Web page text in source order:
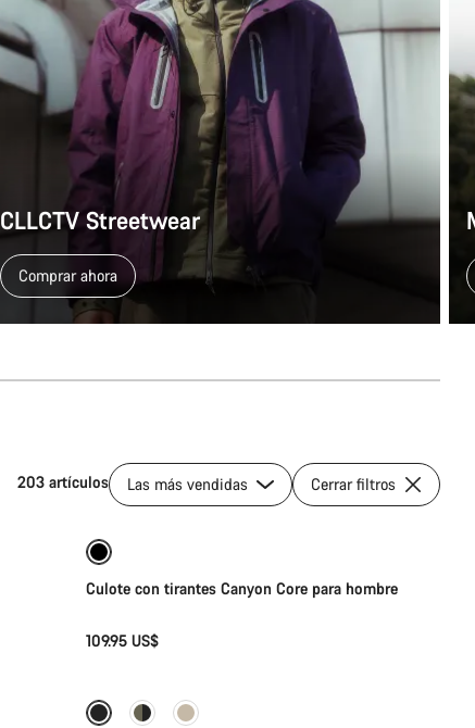
CLLCTV Streetwear
Comprar ahora
203 artículos Las más vendidas Cerrar filtros
Selección rápida
Culote con tirantes Canyon Core para hombre
109.95 US$
Nuevo